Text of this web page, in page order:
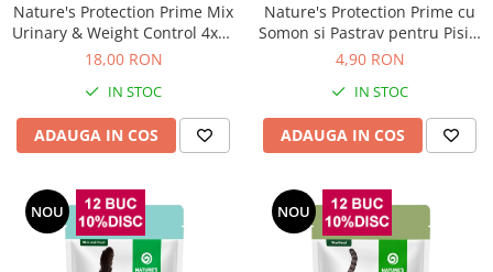
Nature's Protection Prime Mix
Urinary & Weight Control 4x85
Gr
18,00 RON
IN STOC
ADAUGA IN COS
Nature's Protection Prime cu
Somon si Pastrav pentru Pisici
Sterilizate 85 Gr
4,90 RON
IN STOC
ADAUGA IN COS
NOU NOU